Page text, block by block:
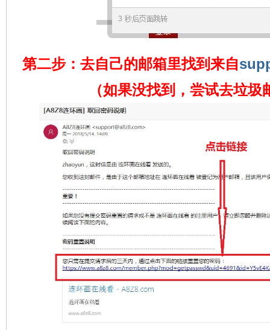
第二步：去自己的邮箱里找到来自
（如果没找到，尝试去垃